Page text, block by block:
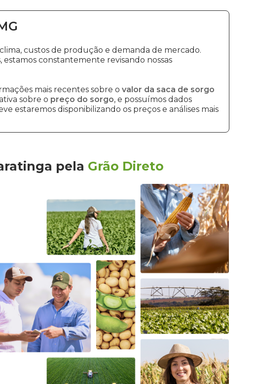
custos de produção e demanda de mercado.
estamos constantemente revisando nossas
mais recentes sobre o valor da saca de sorgo
sobre o preço do sorgo, e possuímos dados
estaremos disponibilizando os preços e análises mais
pela Grão Direto